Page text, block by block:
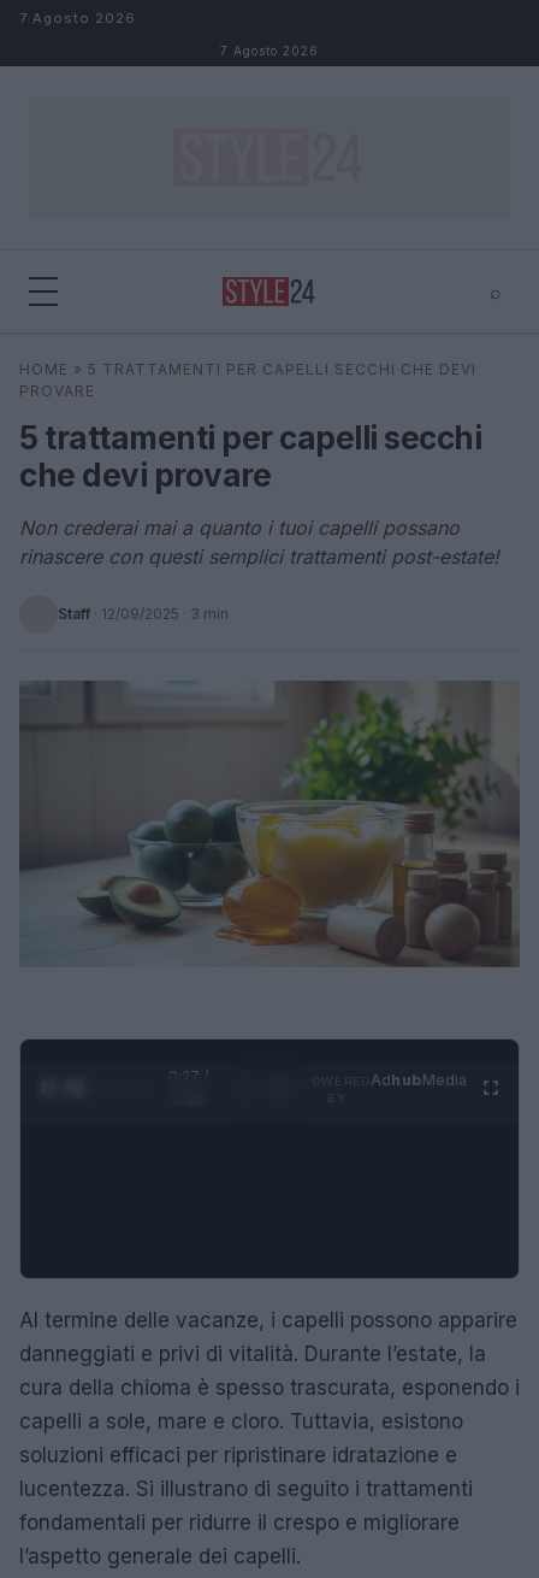
Salta al contenuto
7 Agosto 2026
7 Agosto 2026
⌕
Cerca ⌕
HOME » 5 TRATTAMENTI PER CAPELLI SECCHI CHE DEVI
PROVARE
5 trattamenti per capelli secchi
che devi provare
Non crederai mai a quanto i tuoi capelli possano
rinascere con questi semplici trattamenti post-estate!
Staff · 12/09/2025 · 3 min
0:28 /
AdhubMedia
Al termine delle vacanze, i capelli possono apparire
danneggiati e privi di vitalità. Durante l’estate, la
cura della chioma è spesso trascurata, esponendo i
capelli a sole, mare e cloro. Tuttavia, esistono
soluzioni efficaci per ripristinare idratazione e
lucentezza. Si illustrano di seguito i trattamenti
fondamentali per ridurre il crespo e migliorare
l’aspetto generale dei capelli.